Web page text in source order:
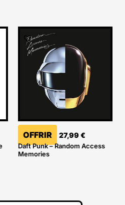
OFFRIR 27,99 €
Daft Punk – Random Access
Memories